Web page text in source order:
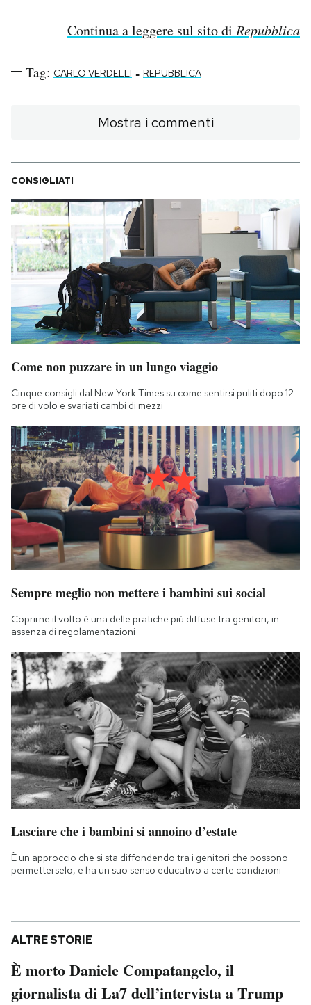
Continua a leggere sul sito di Repubblica
Tag: CARLO VERDELLI - REPUBBLICA
Mostra i commenti
CONSIGLIATI
Come non puzzare in un lungo viaggio
Cinque consigli dal New York Times su come sentirsi puliti dopo 12
ore di volo e svariati cambi di mezzi
Sempre meglio non mettere i bambini sui social
Coprirne il volto è una delle pratiche più diffuse tra genitori, in
assenza di regolamentazioni
Lasciare che i bambini si annoino d’estate
È un approccio che si sta diffondendo tra i genitori che possono
permetterselo, e ha un suo senso educativo a certe condizioni
ALTRE STORIE
È morto Daniele Compatangelo, il
giornalista di La7 dell’intervista a Trump